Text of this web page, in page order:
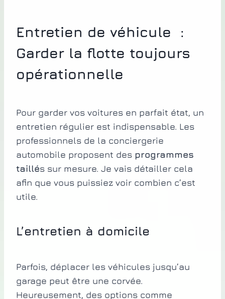
Entretien de véhicule :
Garder la flotte toujours
opérationnelle
Pour garder vos voitures en parfait état, un
entretien régulier est indispensable. Les
professionnels de la conciergerie
automobile proposent des programmes
taillés sur mesure. Je vais détailler cela
afin que vous puissiez voir combien c’est
utile.
L’entretien à domicile
Parfois, déplacer les véhicules jusqu’au
garage peut être une corvée.
Heureusement, des options comme